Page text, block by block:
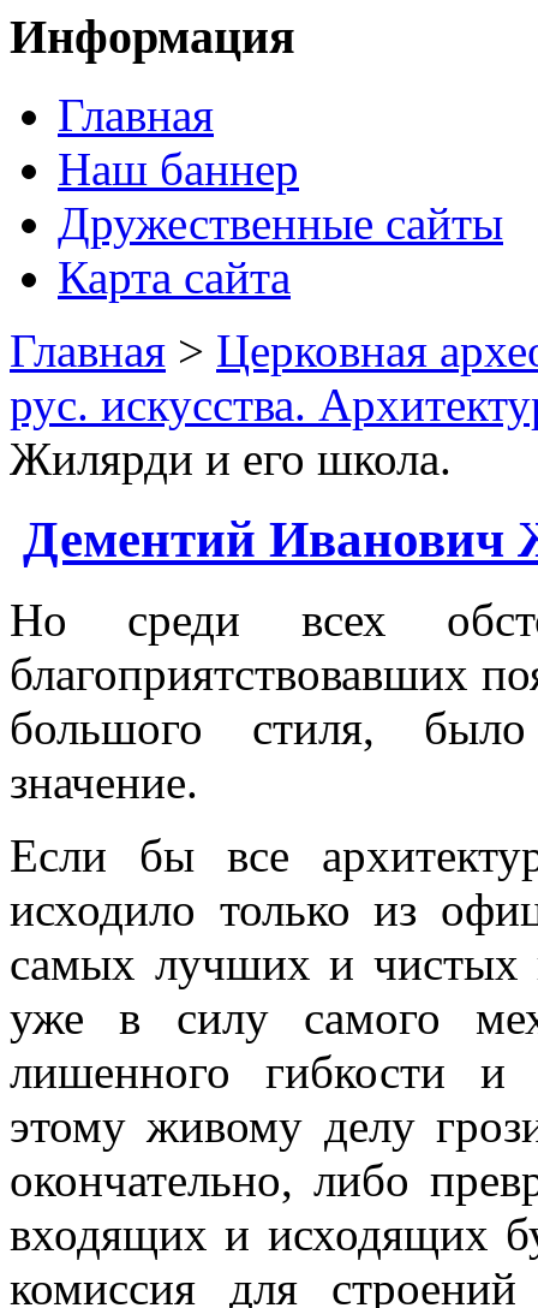
Информация
Главная
Наш баннер
Дружественные сайты
Карта сайта
Главная > Церковная
рус. искусства.
Жилярди и его школа.
Дементий Иванович
Но среди всех
благоприятствовавших
большого стиля,
значение.
Если бы все
исходило только из
самых лучших и чистых
уже в силу самого
лишенного гибкости
этому живому делу
окончательно, либо
входящих и исходящих
комиссия для